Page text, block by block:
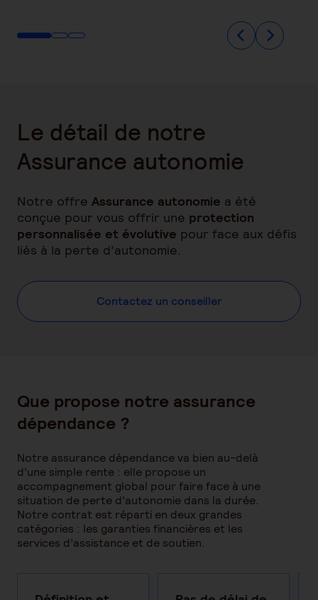
Le détail de notre
Assurance autonomie
Notre offre Assurance autonomie a été
conçue pour vous offrir une protection
personnalisée et évolutive pour face aux défis
liés à la perte d’autonomie.
Contactez un conseiller
Que propose notre assurance
dépendance ?
Notre assurance dépendance va bien au-delà
d’une simple rente : elle propose un
accompagnement global pour faire face à une
situation de perte d’autonomie dans la durée.
Notre contrat est réparti en deux grandes
catégories : les garanties financières et les
services d’assistance et de soutien.